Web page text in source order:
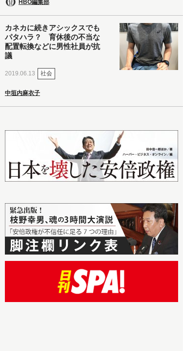
HBO編集部
カネカに続きアシックスでも
パタハラ？ 育休後の不当な
配置転換などに男性社員が抗
議
2019.06.13 社会
中垣内麻衣子